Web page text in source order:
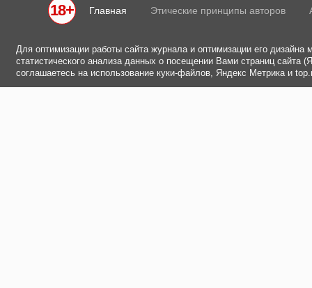
18+ Главная Этические принципы авторов
Для оптимизации работы сайта журнала и оптимизации его
статистического анализа данных о посещении Вами страниц
соглашаетесь на использование куки-файлов, Яндекс Метрика и